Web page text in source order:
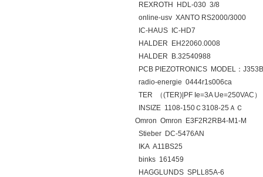
REXROTH HDL-030 3/8
online-usv XANTO RS2000/3000
IC-HAUS IC-HD7
HALDER EH22060.0008
HALDER B.32540988
PCB PIEZOTRONICS MODEL：
radio-energie 0444r1s006ca
TER （(TER)|PF Ie=3A Ue=250VAC）
INSIZE 1108-150Ｃ3108-25ＡＣ
Omron Omron E3F2R2RB4-M1-M
Stieber DC-5476AN
IKA A11BS25
binks 161459
HAGGLUNDS SPLL85A-6